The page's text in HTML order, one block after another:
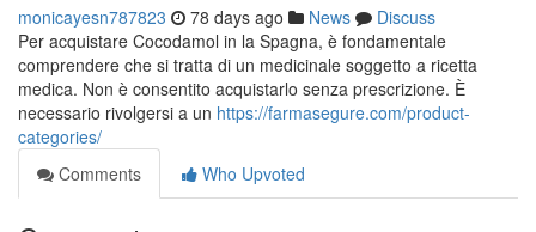
monicayesn787823 78 days ago News
Discuss
Per acquistare Cocodamol in la Spagna, è fondamentale
comprendere che si tratta di un medicinale soggetto a ricetta
medica. Non è consentito acquistarlo senza prescrizione. È
necessario rivolgersi a un https://farmasegure.com/product-
categories/
Comments
Who Upvoted